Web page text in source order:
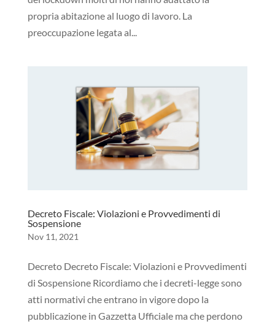
propria abitazione al luogo di lavoro. La
preoccupazione legata al...
Decreto Fiscale: Violazioni e Provvedimenti di
Sospensione
Nov 11, 2021
Decreto Decreto Fiscale: Violazioni e Provvedimenti
di Sospensione Ricordiamo che i decreti-legge sono
atti normativi che entrano in vigore dopo la
pubblicazione in Gazzetta Ufficiale ma che perdono